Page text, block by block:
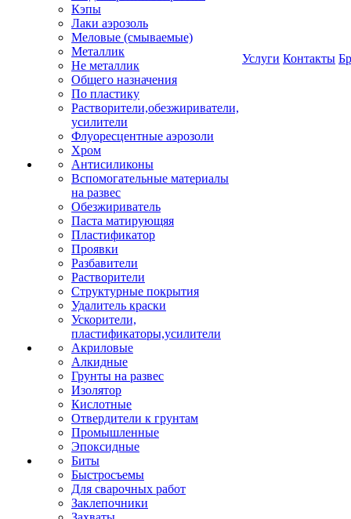
Кэпы
Лаки аэрозоль
Меловые (смываемые)
Металлик
Не металлик
Общего назначения
По пластику
Растворители,обезжириватели,
усилители
Флуоресцентные аэрозоли
Хром
Антисиликоны
Вспомогательные материалы
на развес
Обезжириватель
Паста матирующяя
Пластификатор
Проявки
Разбавители
Растворители
Структурные покрытия
Удалитель краски
Ускорители,
пластификаторы,усилители
Акриловые
Алкидные
Грунты на развес
Изолятор
Кислотные
Отвердители к грунтам
Промышленные
Эпоксидные
Биты
Быстросъемы
Для сварочных работ
Заклепочники
Услуги Контакты